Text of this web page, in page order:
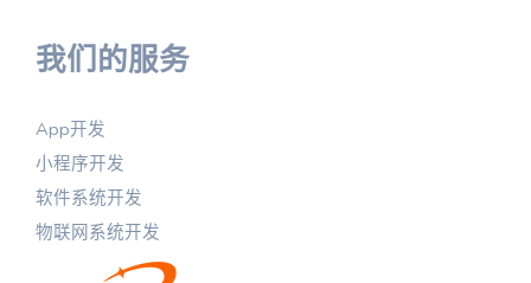
我们的服务
App开发
小程序开发
软件系统开发
物联网系统开发